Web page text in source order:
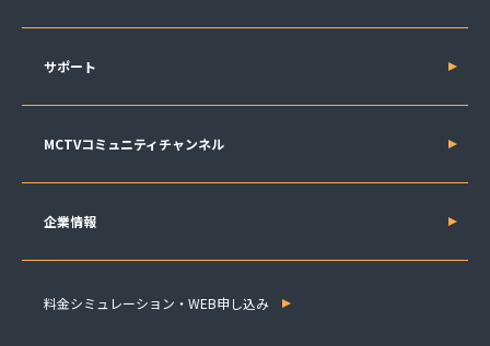
サポート
MCTVコミュニティチャンネル
企業情報
料金シミュレーション・WEB申し込み